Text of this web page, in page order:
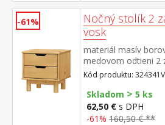
-61%
Nočný stolík 2
vosk
materiál masív
medovom odtieni 2
pojazdmi
Kód produktu: 324341V
Skladom > 5 ks
62,50 € s DPH
-61% 160,50 € **